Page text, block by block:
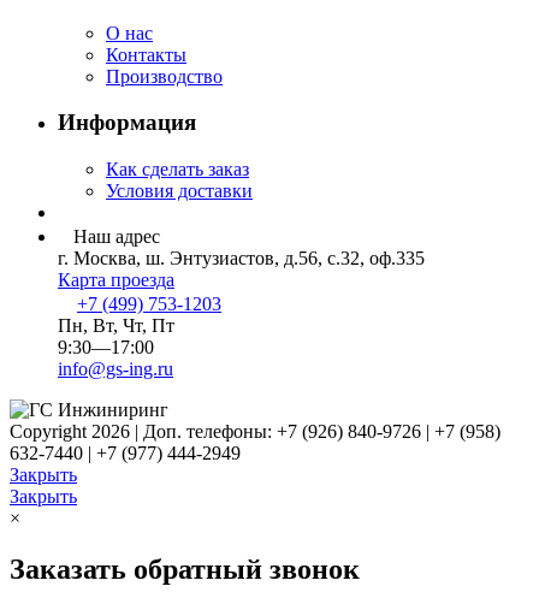
О нас
Контакты
Производство
Информация
Как сделать заказ
Условия доставки
Наш адрес
г. Москва, ш. Энтузиастов, д.56, с.32, оф.335
Карта проезда
+7 (499) 753-1203
Пн, Вт, Чт, Пт
9:30—17:00
info@gs-ing.ru
Copyright 2026 | Доп. телефоны: +7 (926) 840-9726 | +7 (958)
632-7440 | +7 (977) 444-2949
Закрыть
Закрыть
×
Заказать обратный звонок